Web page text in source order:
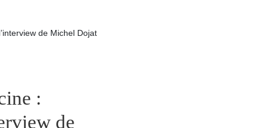
de Michel Dojat
:
de